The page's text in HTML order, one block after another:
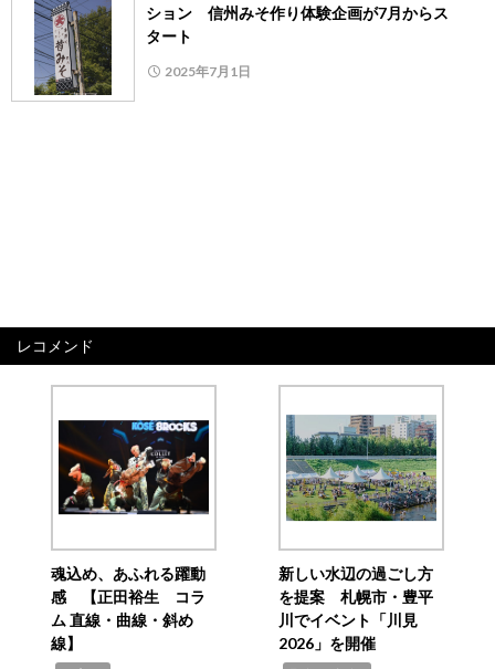
ション 信州みそ作り体験企画が7月からス
タート
2025年7月1日
レコメンド
魂込め、あふれる躍動
感 【正田裕生 コラ
ム 直線・曲線・斜め
線】
新しい水辺の過ごし方
を提案 札幌市・豊平
川でイベント「川見
2026」を開催